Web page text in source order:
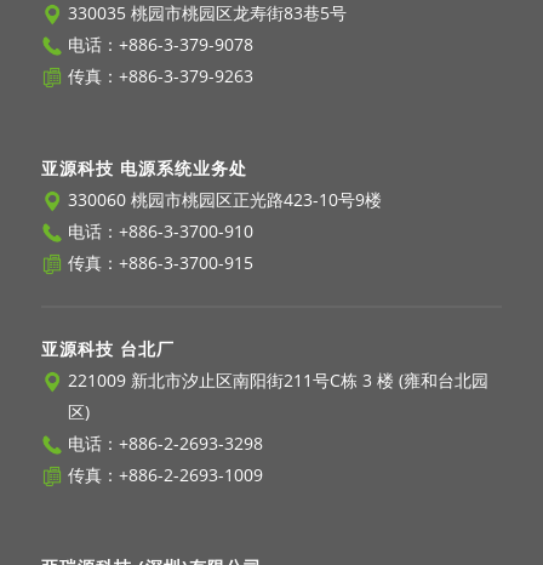
330035 桃园市桃园区龙寿街83巷5号
电话： +886-3-379-9078
传真：+886-3-379-9263
亚源科技 电源系统业务处
330060 桃园市桃园区正光路423-10号9楼
电话： +886-3-3700-910
传真：+886-3-3700-915
亚源科技 台北厂
221009 新北市汐止区南阳街211号C栋 3 楼 (雍和台北园
区)
电话： +886-2-2693-3298
传真：+886-2-2693-1009